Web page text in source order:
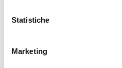
Statistiche
Marketing